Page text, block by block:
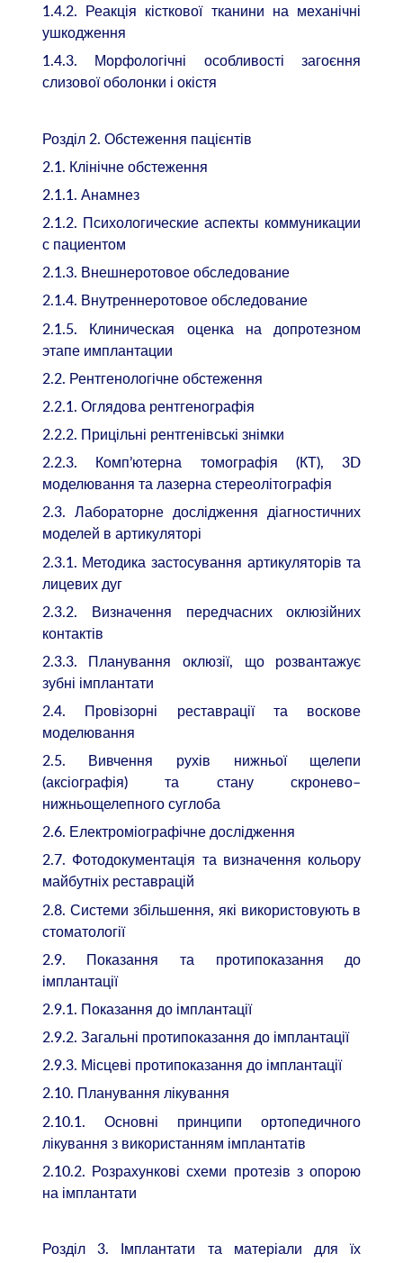
1.4.2. Реакція кісткової тканини на механічні
ушкодження
1.4.3. Морфологічні особливості загоєння
слизової оболонки і окістя
Розділ 2. Обстеження пацієнтів
2.1. Клінічне обстеження
2.1.1. Анамнез
2.1.2. Психологические аспекты коммуникации
с пациентом
2.1.3. Внешнеротовое обследование
2.1.4. Внутреннеротовое обследование
2.1.5. Клиническая оценка на допротезном
этапе имплантации
2.2. Рентгенологічне обстеження
2.2.1. Оглядова рентгенографія
2.2.2. Прицільні рентгенівські знімки
2.2.3. Комп’ютерна томографія (КТ), 3D
моделювання та лазерна стереолітографія
2.3. Лабораторне дослідження діагностичних
моделей в артикуляторі
2.3.1. Методика застосування артикуляторів та
лицевих дуг
2.3.2. Визначення передчасних оклюзійних
контактів
2.3.3. Планування оклюзії, що розвантажує
зубні імплантати
2.4. Провізорні реставрації та воскове
моделювання
2.5. Вивчення рухів нижньої щелепи
(аксіографія) та стану скронево–
нижньощелепного суглоба
2.6. Електроміографічне дослідження
2.7. Фотодокументація та визначення кольору
майбутніх реставрацій
2.8. Системи збільшення, які використовують в
стоматології
2.9. Показання та протипоказання до
імплантації
2.9.1. Показання до імплантації
2.9.2. Загальні протипоказання до імплантації
2.9.3. Місцеві протипоказання до імплантації
2.10. Планування лікування
2.10.1. Основні принципи ортопедичного
лікування з використанням імплантатів
2.10.2. Розрахункові схеми протезів з опорою
на імплантати
Розділ 3. Імплантати та матеріали для їх